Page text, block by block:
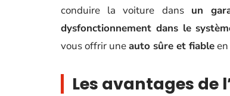
conduire la voiture dans un
dysfonctionnement dans le
vous offrir uneauto sûre et fiable
Les avantages de